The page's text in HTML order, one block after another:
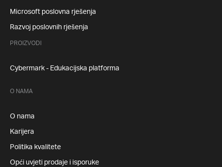
Microsoft poslovna rješenja
Razvoj poslovnih rješenja
PROIZVODI
Cybermark - Edukacijska platforma
O NAMA
O nama
Karijera
Politika kvalitete
Opći uvjeti prodaje i isporuke